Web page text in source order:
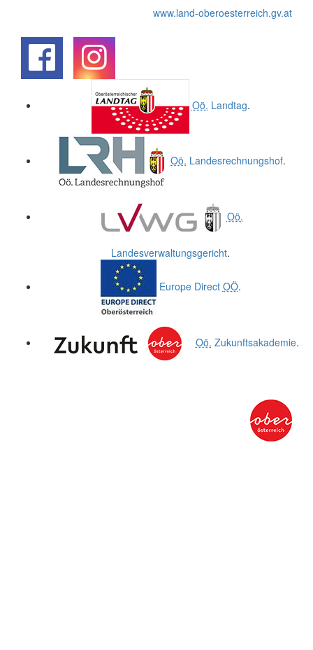
www.land-oberoesterreich.gv.at
Oö. Landtag.
Oö. Landesrechnungshof.
Oö.
Landesverwaltungsgericht.
Europe Direct OÖ.
Oö. Zukunftsakademie.